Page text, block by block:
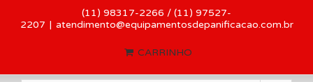
(11) 98317-2266 / (11) 97527-
2207 | atendimento@equipamentosdepanificacao.com.br
CARRINHO